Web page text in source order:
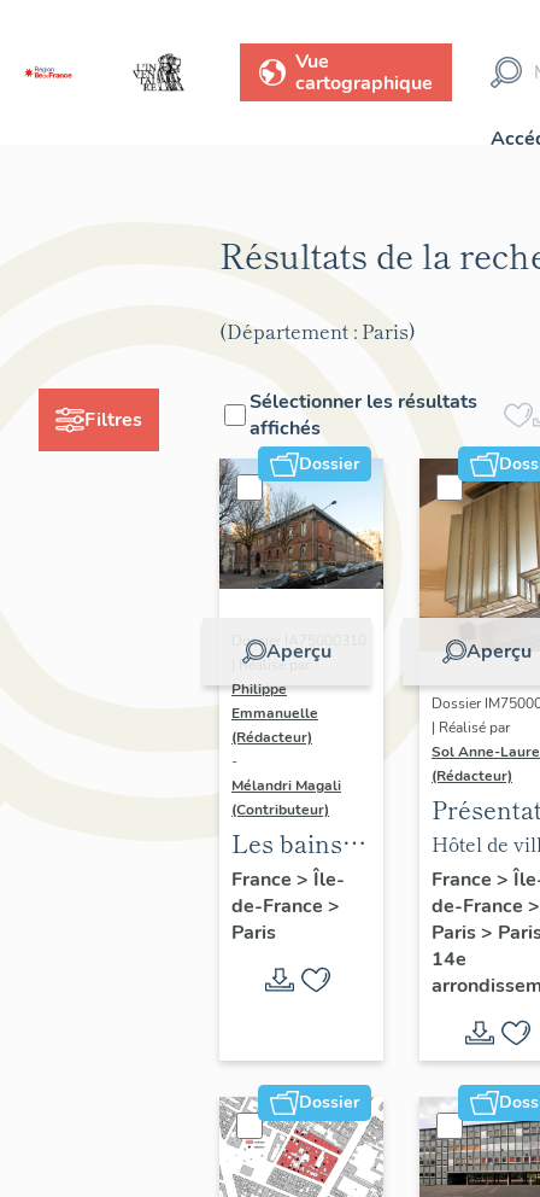
Vue
cartographique
Filtres
Résultats de la
(Département : Paris)
Sélectionner les résultats
affichés
Dossier
Aperçu
Dossier IA75000310
| Réalisé par
Philippe
Emmanuelle
(Rédacteur)
-
Mélandri Magali
(Contributeur)
Les bains
douches
municipaux
de la ville
de Paris
France > Île-
de-France >
Paris
Aperçu
Dossier
| Réalisé par
Sol Anne-Laure
(Rédacteur)
du
de la
annexe
Hôtel de
annexe
France >
de-France >
Paris>
14e
Dossier